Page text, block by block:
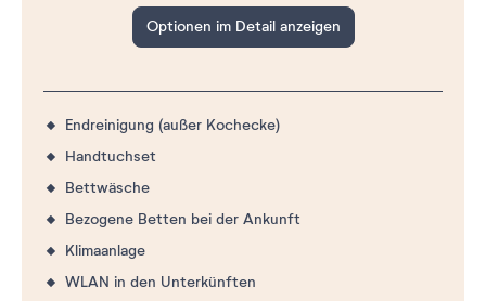
Optionen im Detail anzeigen
Endreinigung (außer Kochecke)
Handtuchset
Bettwäsche
Bezogene Betten bei der Ankunft
Klimaanlage
WLAN in den Unterkünften